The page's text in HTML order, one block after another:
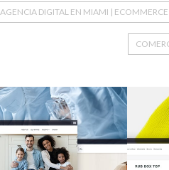
AGENCIA DIGITAL EN MIAMI |